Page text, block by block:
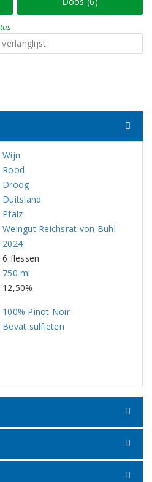
verlanglijst
Wijn
Rood
Droog
Duitsland
Pfalz
Weingut Reichsrat von Buhl
2024
6 flessen
750 ml
12,50%
100% Pinot Noir
Bevat sulfieten